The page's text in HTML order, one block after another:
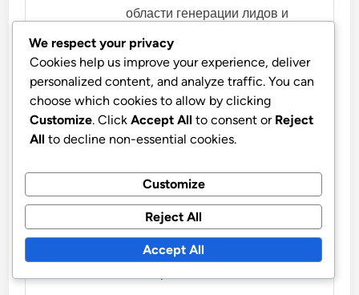
области генерации лидов и
создания веб-сайтов. С более
чем десятилетним опытом
работы в цифровом
маркетинге, он помогает
компаниям привлекать
клиентов через эффективные
также является автором
нескольких статей и
руководств по оптимизации
веб-сайтов для повышения
We respect your privacy
Cookies help us improve your experience, deliver
personalized content, and analyze traffic. You can
choose which cookies to allow by clicking
Customize. Click Accept All to consent or Reject
All to decline non-essential cookies.
Customize
Reject All
Accept All